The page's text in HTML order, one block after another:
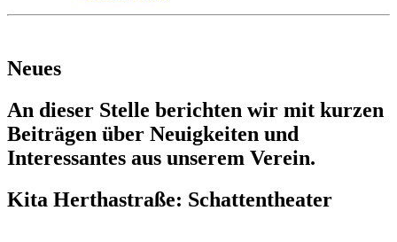
Neues
An dieser Stelle berichten wir mit kurzen
Beiträgen über Neuigkeiten und
Interessantes aus unserem Verein.
Kita Herthastraße: Schattentheater